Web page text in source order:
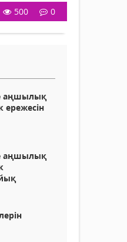
500 0
аңшылық
ережесін
аңшылық